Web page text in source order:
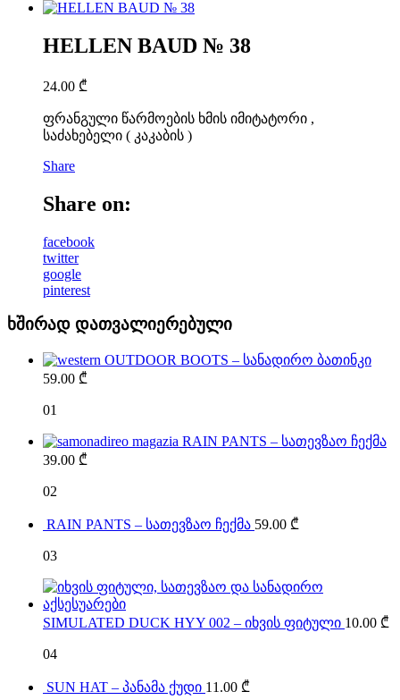
HELLEN BAUD № 38
24.00 ₾
ფრანგული წარმოების ხმის იმიტატორი ,
საძახებელი ( კაკაბის )
Share
Share on:
facebook
twitter
google
pinterest
ხშირად დათვალიერებული
OUTDOOR BOOTS – სანადირო ბათინკი
59.00 ₾
01
RAIN PANTS – სათევზაო ჩექმა
39.00 ₾
02
RAIN PANTS – სათევზაო ჩექმა 59.00 ₾
03
SIMULATED DUCK HYY 002 – იხვის ფიტული 10.00 ₾
04
SUN HAT – პანამა ქუდი 11.00 ₾